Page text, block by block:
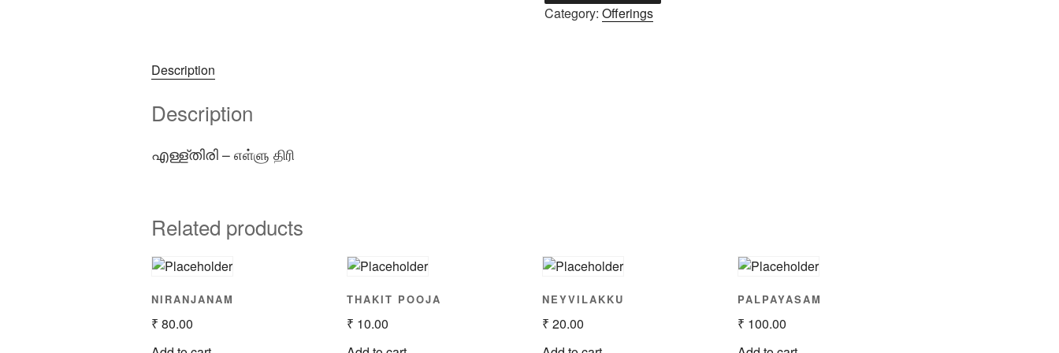
Category:Offerings
Description
Description
എള്ള്തിരി – எள்ளு திரி
Related products
NIRANJANAM
₹ 80.00
THAKIT POOJA
₹ 10.00
NEYVILAKKU
₹ 20.00
PALPAYASAM
₹ 100.00